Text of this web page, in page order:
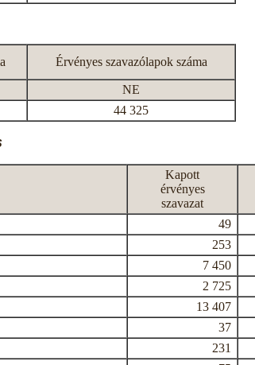
Érvényes szavazólapok száma
NE
44 325
Kapott
érvényes
szavazat
49
253
7 450
2 725
13 407
37
231